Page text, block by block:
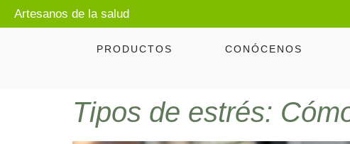
Artesanos de la salud
PRODUCTOS CONÓCENOS
Tipos de estrés: